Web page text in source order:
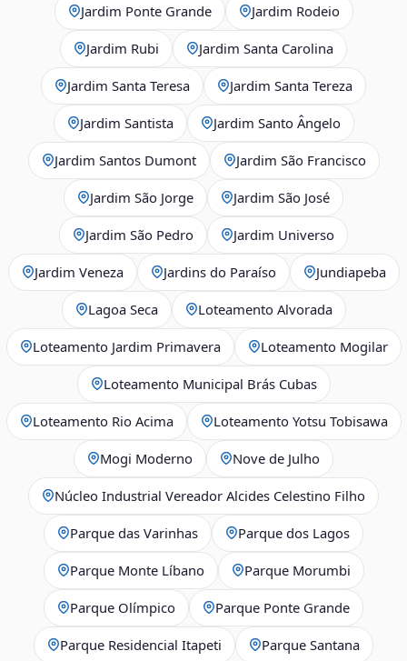
Jardim Ponte Grande Jardim Rodeio
Jardim Rubi Jardim Santa Carolina
Jardim Santa Teresa Jardim Santa Tereza
Jardim Santista Jardim Santo Ângelo
Jardim Santos Dumont Jardim São Francisco
Jardim São Jorge Jardim São José
Jardim São Pedro Jardim Universo
Jardim Veneza Jardins do Paraíso Jundiapeba
Lagoa Seca Loteamento Alvorada
Loteamento Jardim Primavera Loteamento Mogilar
Loteamento Municipal Brás Cubas
Loteamento Rio Acima Loteamento Yotsu Tobisawa
Mogi Moderno Nove de Julho
Núcleo Industrial Vereador Alcides Celestino Filho
Parque das Varinhas Parque dos Lagos
Parque Monte Líbano Parque Morumbi
Parque Olímpico Parque Ponte Grande
Parque Residencial Itapeti Parque Santana